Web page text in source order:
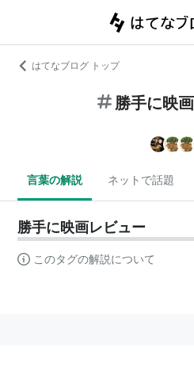
はてなブログ トップ
勝手に映
言葉の解説 ネットで話題
勝手に映画レビュー
このタグの解説について